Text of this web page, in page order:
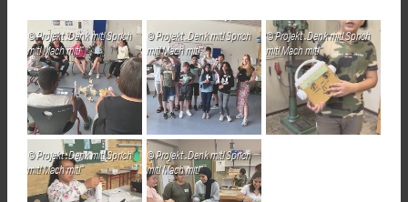
Projekt „Denk mit! Sprich
mit! Mach mit!“
Projekt „Denk mit! Sprich
mit! Mach mit!“
Projekt „Denk mit! Sprich
mit! Mach mit!“
Projekt „Denk mit! Sprich
mit! Mach mit!“
Projekt „Denk mit! Sprich
mit! Mach mit!“